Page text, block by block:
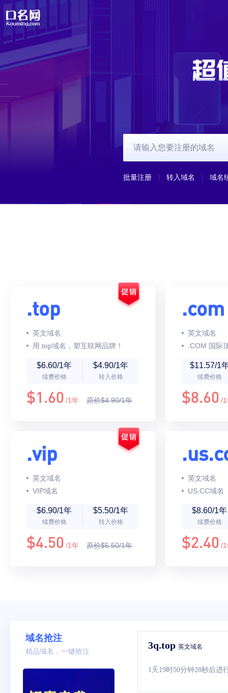
批量注册 转入域名 域名
.top
英文域名
用.top域名，塑互联网品牌！
$6.60/1年
续费价格
$4.90/1年
转入价格
$1.60 /1年 原价$4.90/1年
.com
英文域名
.COM 国际
$11.57/1
续费价格
$8.60 /
.vip
英文域名
VIP域名
$6.90/1年
续费价格
$5.50/1年
转入价格
$4.50 /1年 原价$5.50/1年
英文域名
US.CC域名
$8.60/1年
续费价格
$2.40 /
域名抢注
精品域名，一键抢注
3q.top 英文域名
1天19时50分钟28秒后进